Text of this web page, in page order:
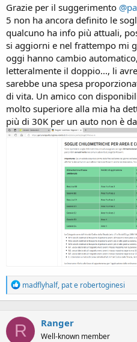
Grazie per il suggerimento
5 non ha ancora definito le
qualcuno ha info più attuali,
si aggiorni e nel frattempo mi
oggi hanno cambio
letteralmente il doppio..., li
sarebbe una spesa
di vita. Un amico con
molto superiore alla mia ha
più di 30K per un auto non è
R
e
a
t
i
madflyhalf, pate robertoginesi
R Ranger
Well-known member